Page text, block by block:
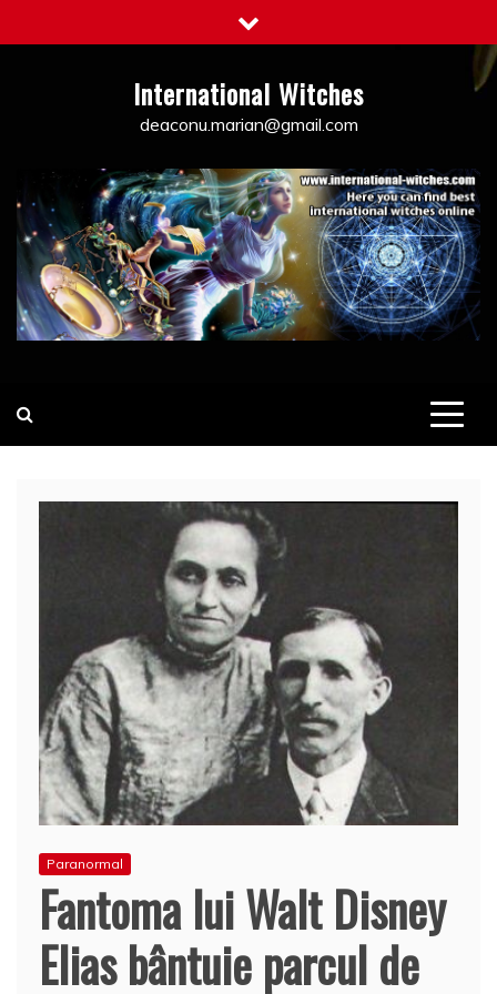
to
International Witches
deaconu.marian@gmail.com
Paranormal
Fantoma lui Walt Disney
Elias bântuie parcul de